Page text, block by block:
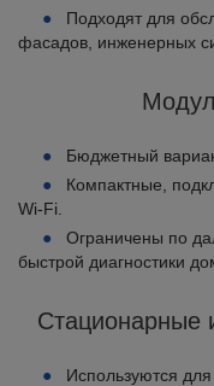
Подходят для
фасадов, инженерных
Бюджетный
Компактные,
Wi-Fi.
Ограничены по
быстрой диагностики
Стационарные
Используются